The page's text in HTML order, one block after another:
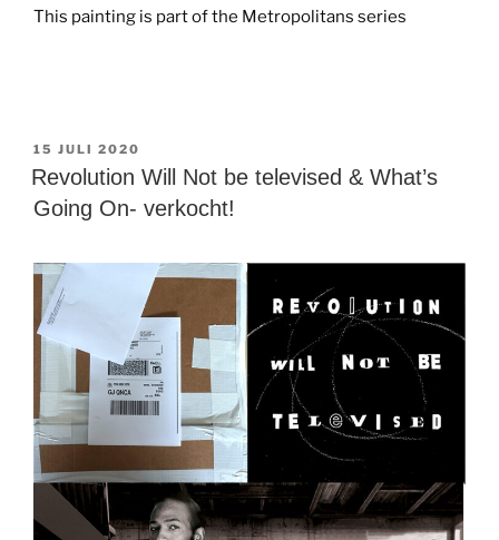
This painting is part of the Metropolitans series
GEPLAATST
OP
15 JULI 2020
Revolution Will Not be televised & What’s
Going On- verkocht!